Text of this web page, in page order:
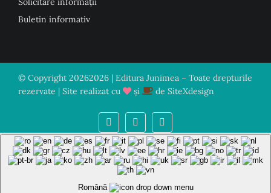
Buletin informativ
© Copyright 20262026 | Editura Junimea – Toate drepturile
rezervate | Site realizat cu
și de SiteXdesign
Română